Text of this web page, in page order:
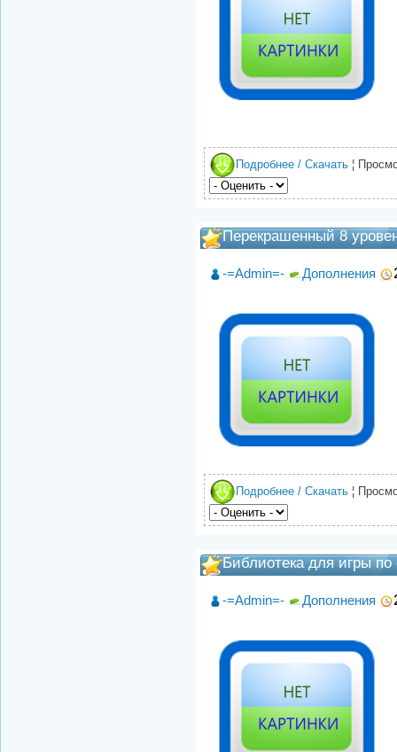
Подробнее / Скачать ¦
Перекрашенный 8
-=Admin=- Дополнения
Подробнее / Скачать ¦
Библиотека для игры по
-=Admin=- Дополнения